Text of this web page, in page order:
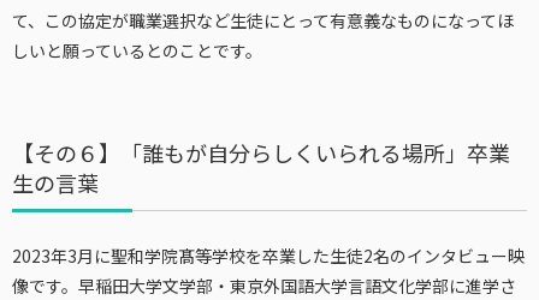
て、この協定が職業選択など生徒にとって有意義なものになってほ
しいと願っているとのことです。
【その６】「誰もが自分らしくいられる場所」卒業
生の言葉
2023年3月に聖和学院髙等学校を卒業した生徒2名のインタビュー映
像です。早稲田大学文学部・東京外国語大学言語文化学部に進学さ